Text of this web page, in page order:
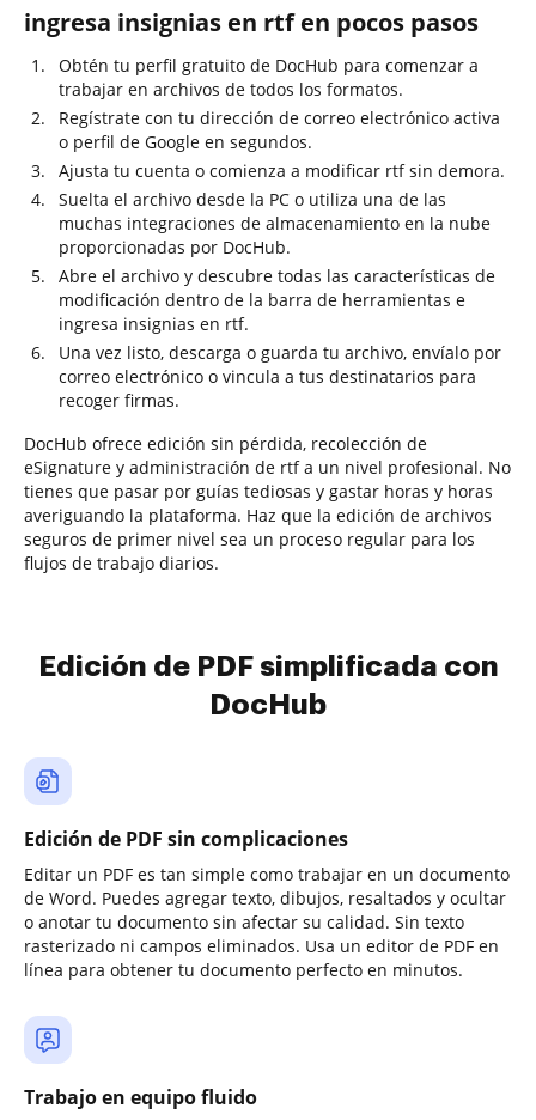
ingresa insignias en rtf en pocos pasos
Obtén tu perfil gratuito de DocHub para comenzar a
trabajar en archivos de todos los formatos.
Regístrate con tu dirección de correo electrónico activa
o perfil de Google en segundos.
Ajusta tu cuenta o comienza a modificar rtf sin demora.
Suelta el archivo desde la PC o utiliza una de las
muchas integraciones de almacenamiento en la nube
proporcionadas por DocHub.
Abre el archivo y descubre todas las características de
modificación dentro de la barra de herramientas e
ingresa insignias en rtf.
Una vez listo, descarga o guarda tu archivo, envíalo por
correo electrónico o vincula a tus destinatarios para
recoger firmas.
DocHub ofrece edición sin pérdida, recolección de
eSignature y administración de rtf a un nivel profesional. No
tienes que pasar por guías tediosas y gastar horas y horas
averiguando la plataforma. Haz que la edición de archivos
seguros de primer nivel sea un proceso regular para los
flujos de trabajo diarios.
Edición de PDF simplificada con
DocHub
Edición de PDF sin complicaciones
Editar un PDF es tan simple como trabajar en un documento
de Word. Puedes agregar texto, dibujos, resaltados y ocultar
o anotar tu documento sin afectar su calidad. Sin texto
rasterizado ni campos eliminados. Usa un editor de PDF en
línea para obtener tu documento perfecto en minutos.
Trabajo en equipo fluido